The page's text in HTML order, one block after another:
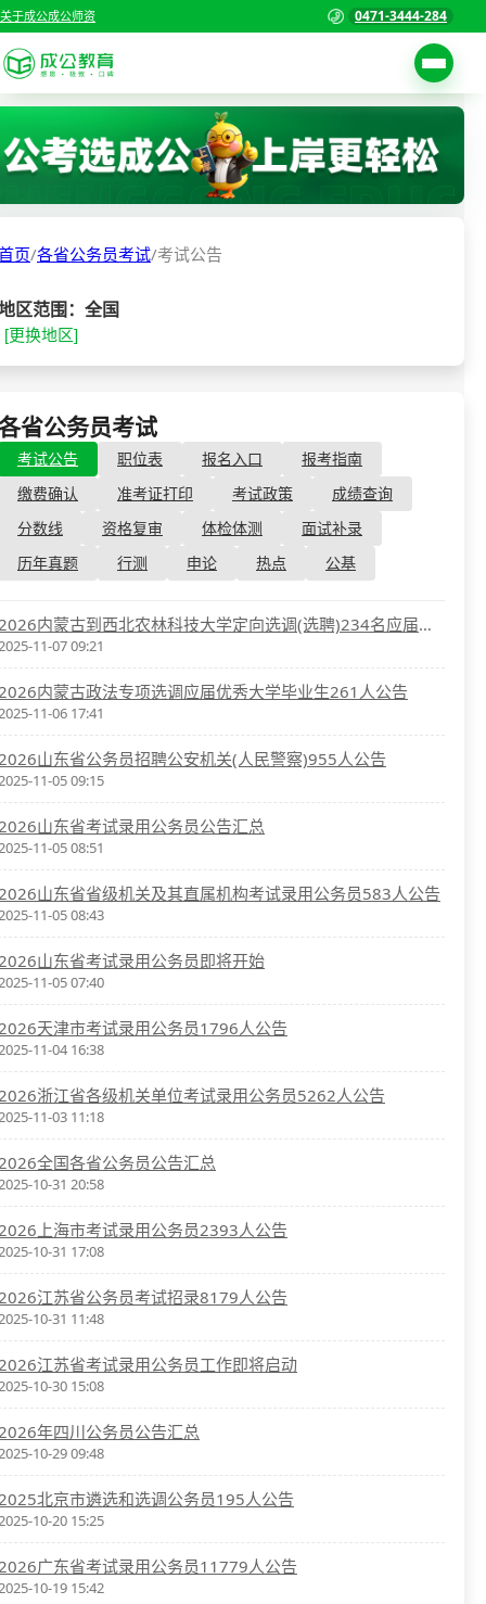
关于成公成公师资 0471-3444-284
考试公告
报考指南
缴费确认
准考证打印
成绩查询
分数线
资格复审
面试补录
历年真题
首页
国家公务员考试
各省公务员考试
教师资格/教师编制
国企/银行考试
页/各省公务员考试/考试公告
区范围：全国
[更换地区]
省公务员考试- 考试公告
考试公告 职位表 报名入口
报考指南
缴费确认
准考证打印 考试政策
成绩查询
分数线
资格复审 体检体测
面试补录
历年真题
行测 申论 热点 公基
2026内蒙古到西北农林科技大学定向选调(选聘)234名应届优秀大学毕业生公告
11-07 09:21
内蒙古政法专项选调应届优秀大学毕业生261人公告
11-06 17:41
山东省公务员招聘公安机关(人民警察)955人公告
11-05 09:15
山东省考试录用公务员公告汇总
11-05 08:51
山东省省级机关及其直属机构考试录用公务员583人公告
11-05 08:43
山东省考试录用公务员即将开始
11-05 07:40
天津市考试录用公务员1796人公告
11-04 16:38
浙江省各级机关单位考试录用公务员5262人公告
11-03 11:18
全国各省公务员公告汇总
10-31 20:58
上海市考试录用公务员2393人公告
10-31 17:08
江苏省公务员考试招录8179人公告
10-31 11:48
江苏省考试录用公务员工作即将启动
10-30 15:08
年四川公务员公告汇总
10-29 09:48
北京市遴选和选调公务员195人公告
10-20 15:25
广东省考试录用公务员11779人公告
10-19 15:42